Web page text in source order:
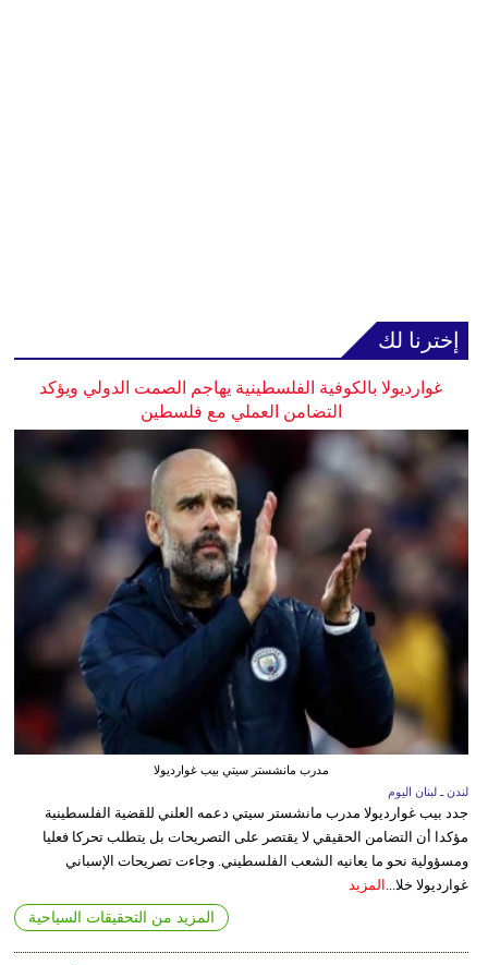
إخترنا لك
غوارديولا بالكوفية الفلسطينية يهاجم الصمت الدولي ويؤكد
التضامن العملي مع فلسطين
مدرب مانشستر سيتي بيب غوارديولا
لندن ـ لبنان اليوم
جدد بيب غوارديولا مدرب مانشستر سيتي دعمه العلني للقضية الفلسطينية
مؤكدا أن التضامن الحقيقي لا يقتصر على التصريحات بل يتطلب تحركا فعليا
ومسؤولية نحو ما يعانيه الشعب الفلسطيني. وجاءت تصريحات الإسباني
غوارديولا خلا...
المزيد
المزيد من التحقيقات السياحية